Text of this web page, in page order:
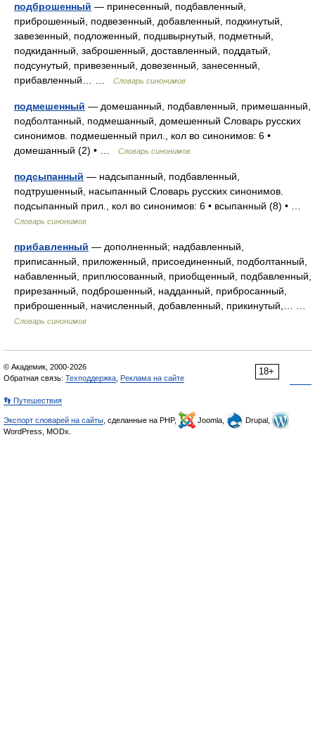
подброшенный — принесенный, подбавленный,
приброшенный, подвезенный, добавленный, подкинутый,
завезенный, подложенный, подшвырнутый, подметный,
подкиданный, заброшенный, доставленный, поддатый,
подсунутый, привезенный, довезенный, занесенный,
прибавленный… …
Словарь синонимов
подмешенный — домешанный, подбавленный, примешанный,
подболтанный, подмешанный, домешенный Словарь русских
синонимов. подмешенный прил., кол во синонимов: 6 •
домешанный (2) • …
Словарь синонимов
подсыпанный — надсыпанный, подбавленный,
подтрушенный, насыпанный Словарь русских синонимов.
подсыпанный прил., кол во синонимов: 6 • всыпанный (8) • …
Словарь синонимов
прибавленный — дополненный; надбавленный,
приписанный, приложенный, присоединенный, подболтанный,
набавленный, приплюсованный, приобщенный, подбавленный,
прирезанный, подброшенный, надданный, прибросанный,
приброшенный, начисленный, добавленный, прикинутый,… …
Словарь синонимов
18+
© Академик, 2000-2026
Обратная связь: Техподдержка Реклама на сайте
👣 Путешествия
Экспорт словарей на сайты , сделанные на PHP, Joomla,
Drupal,
WordPress, MODx.